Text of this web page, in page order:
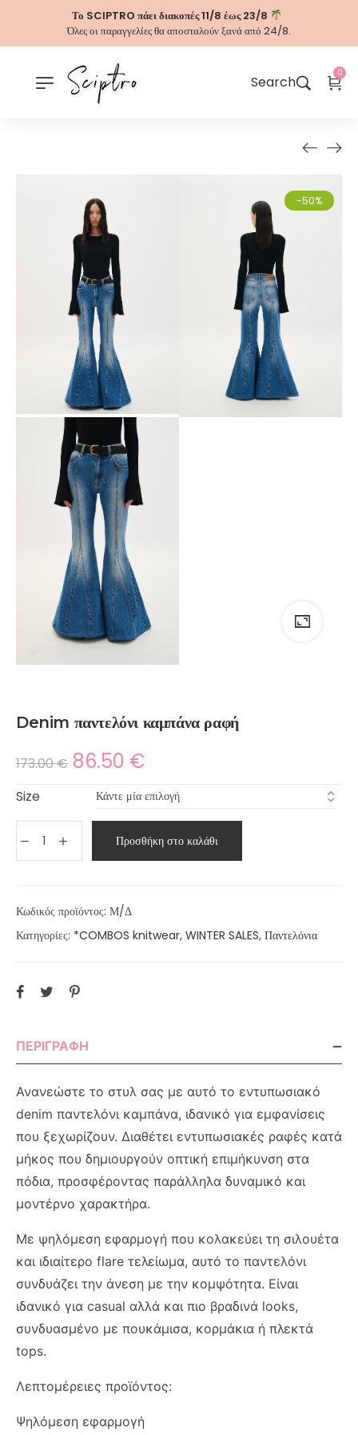
Το SCIPTRO πάει διακοπές 11/8 έως 23/8
Όλες οι παραγγελίες θα αποσταλούν ξανά από 24/8.
Search
0
-50%
Denim παντελόνι καμπάνα ραφή
173.00€ 86.50 €
Size
Προσθήκη στο καλάθι
Κωδικός προϊόντος: Μ/Δ
Κατηγορίες: *COMBOS knitwear, WINTER SALES, Παντελόνια
ΠΕΡΙΓΡΑΦΉ
Ανανεώστε το στυλ σας με αυτό το εντυπωσιακό
denim παντελόνι καμπάνα, ιδανικό για εμφανίσεις
που ξεχωρίζουν. Διαθέτει εντυπωσιακές ραφές κατά
μήκος που δημιουργούν οπτική επιμήκυνση στα
πόδια, προσφέροντας παράλληλα δυναμικό και
μοντέρνο χαρακτήρα.
Με ψηλόμεση εφαρμογή που κολακεύει τη σιλουέτα
και ιδιαίτερο flare τελείωμα, αυτό το παντελόνι
συνδυάζει την άνεση με την κομψότητα. Είναι
ιδανικό για casual αλλά και πιο βραδινά looks,
συνδυασμένο με πουκάμισα, κορμάκια ή πλεκτά
tops.
Λεπτομέρειες προϊόντος:
Ψηλόμεση εφαρμογή